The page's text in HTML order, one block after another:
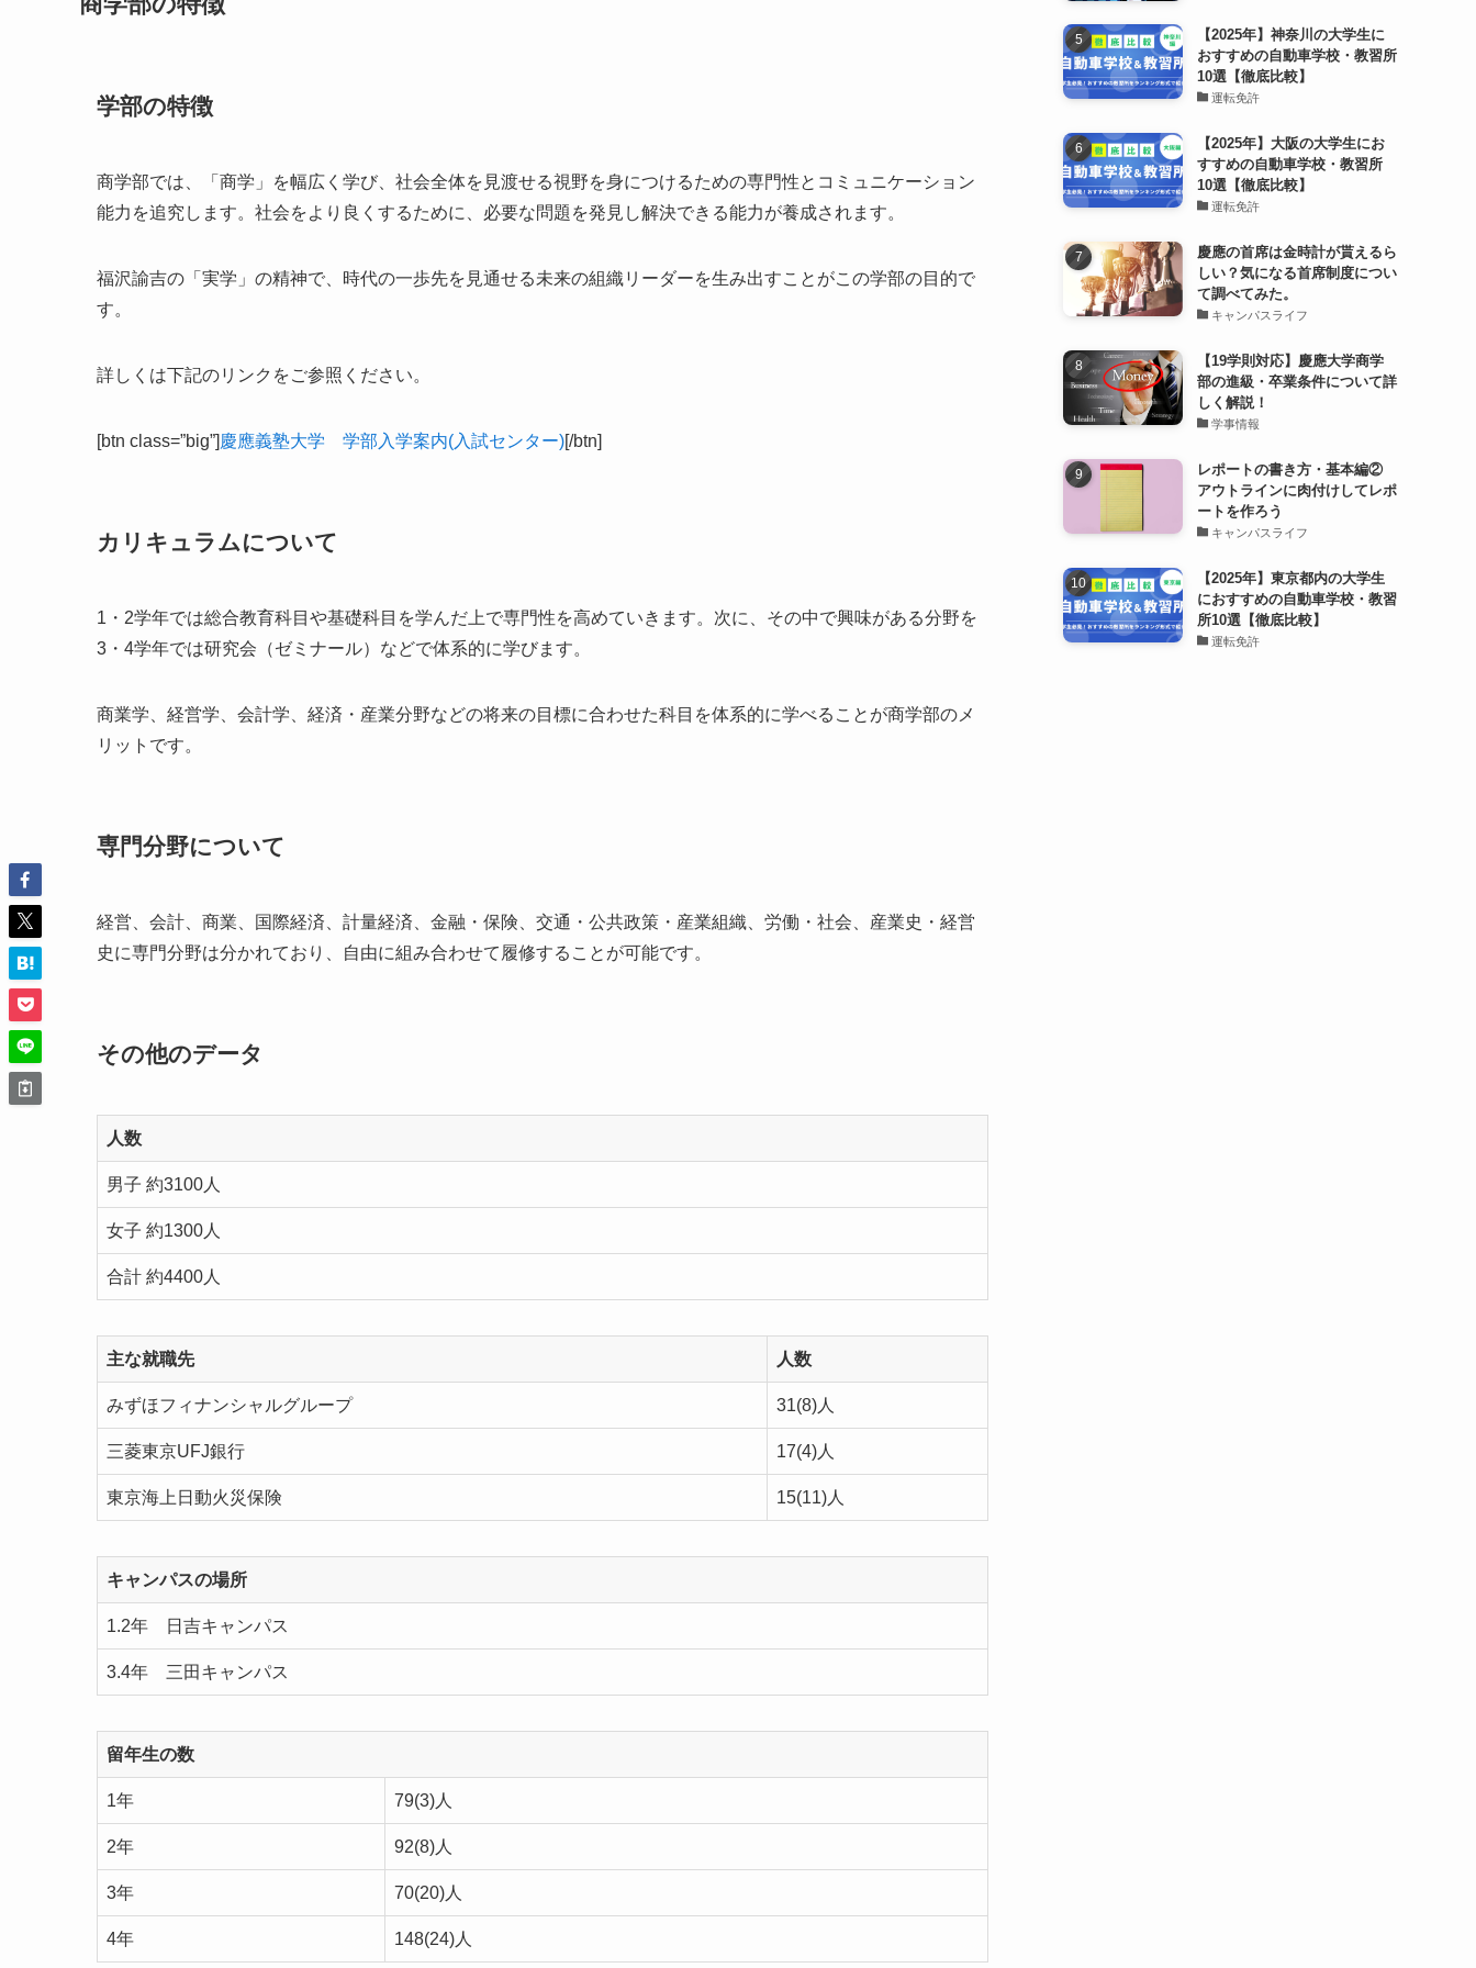
学部の特徴
商学部では、「商学」を幅広く学び、社会全体を見渡せる視野を身につけるための専門性とコミュニケーション
能力を追究します。社会をより良くするために、必要な問題を発見し解決できる能力が養成されます。
福沢諭吉の「実学」の精神で、時代の一歩先を見通せる未来の組織リーダーを生み出すことがこの学部の目的で
す。
詳しくは下記のリンクをご参照ください。
[btn class=”big”]慶應義塾大学 学部入学案内(入試センター)[/btn]
カリキュラムについて
1 ・ 2学年では総合教育科目や基礎科目を学んだ上で専門性を高めていきます。次に、その中で興味がある分野を
3 ・ 4学年では研究会（ゼミナール）などで体系的に学びます。
商業学、経営学、会計学、経済・産業分野などの将来の目標に合わせた科目を体系的に学べることが商学部のメ
リットです。
専門分野について
経営、会計、商業、国際経済、計量経済、金融・保険、交通・公共政策・産業組織、労働・社会、産業史・経営
史に専門分野は分かれており、自由に組み合わせて履修することが可能です。
その他のデータ
人数
男子 約3100人
女子 約1300人
合計 約4400人
主な就職先 人数
みずほフィナンシャルグループ 31(8)人
三菱東京UFJ銀行 17(4)人
東京海上日動火災保険 15(11)人
キャンパスの場所
1.2年 日吉キャンパス
3.4年 三田キャンパス
留年生の数
1年 79(3)人
2年 92(8)人
3年 70(20)人
4年 148(24)人
【2025年】神奈川の大学生に
おすすめの自動車学校・教習所
10選【徹底比較】
運転免許
【2025年】大阪の大学生にお
すすめの自動車学校・教習所
10選【徹底比較】
運転免許
慶應の首席は金時計が貰えるら
しい？気になる首席制度につい
て調べてみた。
キャンパスライフ
【19学則対応】慶應大学商学
部の進級・卒業条件について詳
しく解説！
学事情報
レポートの書き方・基本編②
アウトラインに肉付けしてレポ
ートを作ろう
キャンパスライフ
【2025年】東京都内の大学生
におすすめの自動車学校・教習
所10選【徹底比較】
運転免許